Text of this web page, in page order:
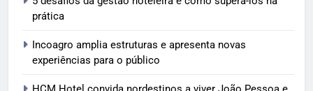
prática
Incoagro amplia estruturas e apresenta novas
experiências para o público